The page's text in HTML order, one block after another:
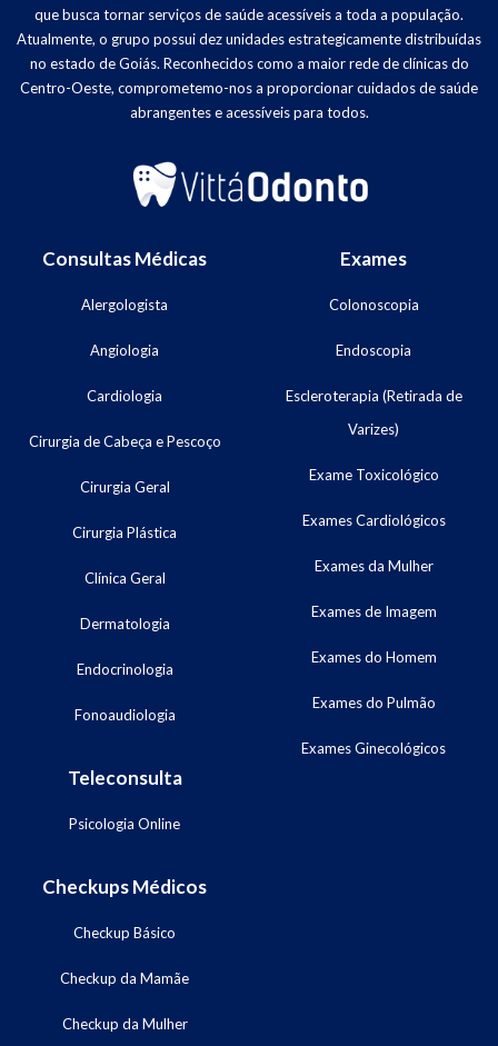
que busca tornar serviços de saúde acessíveis a toda a população.
Atualmente, o grupo possui dez unidades estrategicamente distribuídas
no estado de Goiás. Reconhecidos como a maior rede de clínicas do
Centro-Oeste, comprometemo-nos a proporcionar cuidados de saúde
abrangentes e acessíveis para todos.
Consultas Médicas
Alergologista
Angiologia
Cardiologia
Cirurgia de Cabeça e Pescoço
Cirurgia Geral
Cirurgia Plástica
Clínica Geral
Dermatologia
Endocrinologia
Fonoaudiologia
Teleconsulta
Psicologia Online
Exames
Colonoscopia
Endoscopia
Escleroterapia (Retirada de
Varizes)
Exame Toxicológico
Exames Cardiológicos
Exames da Mulher
Exames de Imagem
Exames do Homem
Exames do Pulmão
Exames Ginecológicos
Checkups Médicos
Checkup Básico
Checkup da Mamãe
Checkup da Mulher